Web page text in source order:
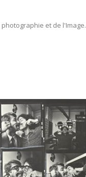
et de l'Image.